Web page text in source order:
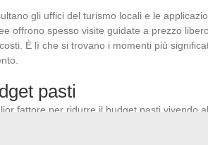
gli uffici del turismo locali e le
offrono spesso visite guidate a prezzo
È lì che si trovano i momenti più
pasti
fattore per ridurre il budget pasti vivendo